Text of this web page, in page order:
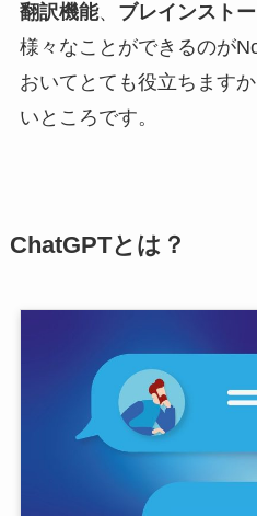
翻訳機能、 ブレインスト
様々なことができるのが
おいてとても役立ちます
いところです。
ChatGPTとは？